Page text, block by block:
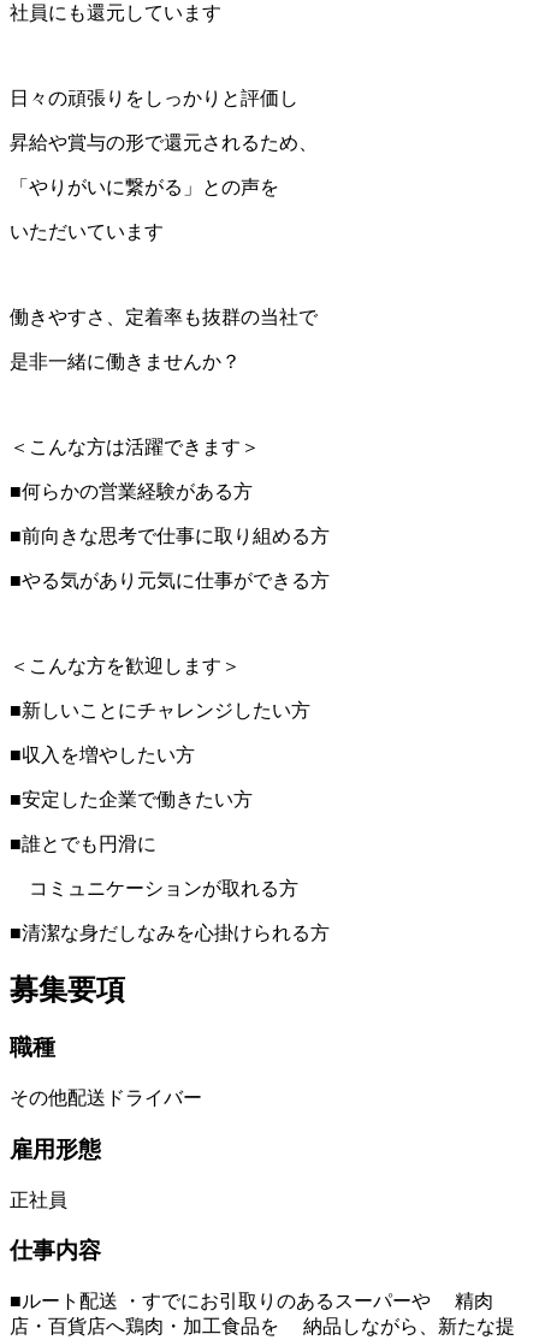
社員にも還元しています
日々の頑張りをしっかりと評価し
昇給や賞与の形で還元されるため、
「やりがいに繋がる」との声を
いただいています
働きやすさ、定着率も抜群の当社で
是非一緒に働きませんか？
＜こんな方は活躍できます＞
■何らかの営業経験がある方
■前向きな思考で仕事に取り組める方
■やる気があり元気に仕事ができる方
＜こんな方を歓迎します＞
■新しいことにチャレンジしたい方
■収入を増やしたい方
■安定した企業で働きたい方
■誰とでも円滑に
コミュニケーションが取れる方
■清潔な身だしなみを心掛けられる方
募集要項
職種
その他配送ドライバー
雇用形態
正社員
仕事内容
■ルート配送 ・すでにお引取りのあるスーパーや 精肉
店・百貨店へ鶏肉・加工食品を 納品しながら、新たな提